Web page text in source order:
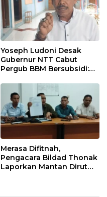
Yoseph Ludoni Desak
Gubernur NTT Cabut
Pergub BBM Bersubsidi:
Tagih Pajak
Merasa Difitnah,
Pengacara Bildad Thonak
Laporkan Mantan Dirut